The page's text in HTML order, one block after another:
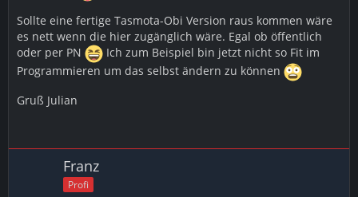
Sollte eine fertige Tasmota-Obi Version raus kommen wäre
es nett wenn die hier zugänglich wäre. Egal ob öffentlich
oder per PN
Ich zum Beispiel bin jetzt nicht so Fit im
Programmieren um das selbst ändern zu können
Gruß Julian
Franz
Profi